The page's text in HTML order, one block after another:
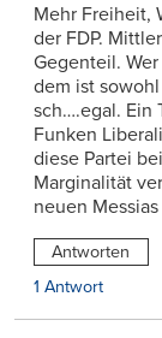
Mehr Freiheit,
der FDP.
Gegenteil.
dem ist
sch….egal. Ein
Funken
diese Partei
Marginalität
neuen
Antworten
1 Antwort